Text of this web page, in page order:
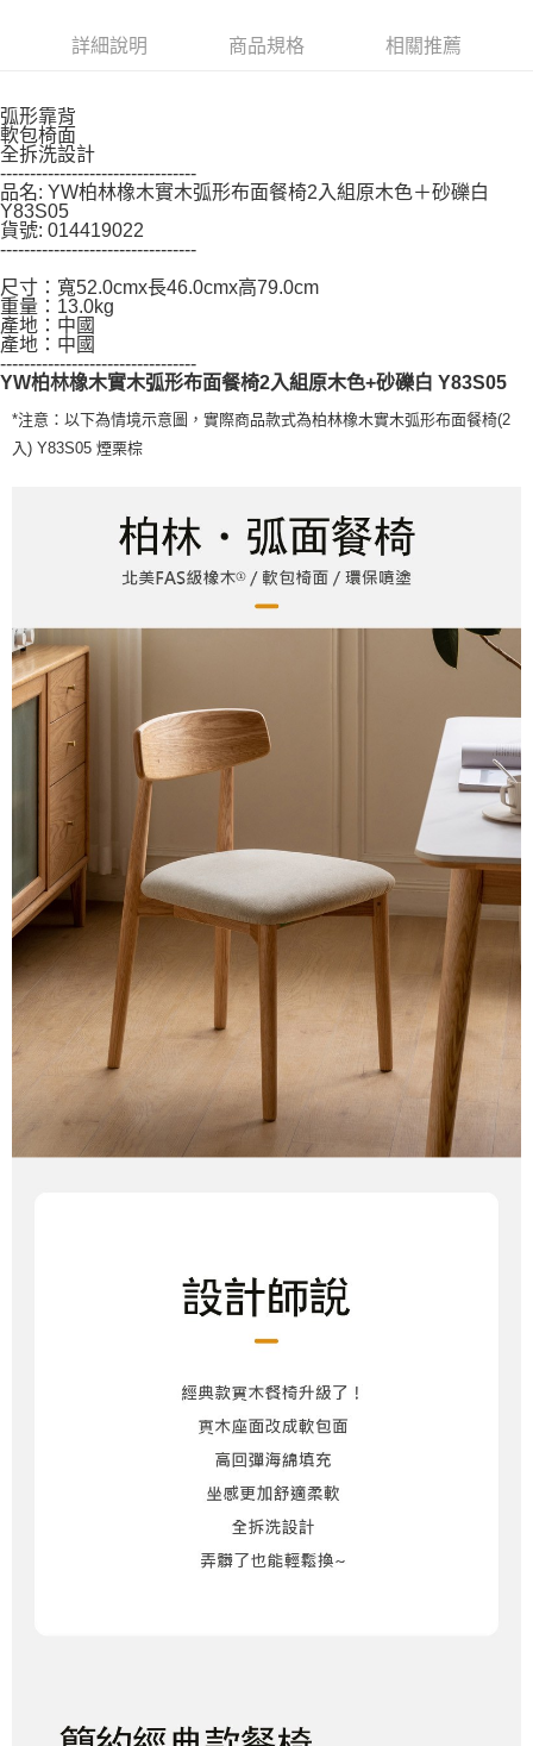
權轉讓予恩沛科技股份有限公司。
２．關於個人資料處理事宜，請瀏覽以下網址：
「AFTEE先享後付」，若未經同意申辦者引起之損失，本公司不負相關責
任。
４．使用「AFTEE先享後付」時，將依據個別帳號之用戶狀況，依本公司即
時審查核予不同之上限額度；若仍有額度不足之情形，本公司將視審查結果
請求用戶進行身份認證。
５．嚴禁一人註冊多個帳號或使用他人資訊註冊。若發現惡意使用之情形，
恩沛科技股份有限公司將有權停止該用戶之使用額度並採取法律行動。
詳細說明 商品規格 相關推薦
弧形靠背
軟包椅面
全拆洗設計
---------------------------------
品名: YW柏林橡木實木弧形布面餐椅2入組原木色＋砂礫白
Y83S05
貨號: 014419022
---------------------------------
尺寸：寬52.0cmx長46.0cmx高79.0cm
重量：13.0kg
產地：中國
產地：中國
---------------------------------
YW柏林橡木實木弧形布面餐椅2入組原木色+砂礫白 Y83S05
*注意：以下為情境示意圖，實際商品款式為柏林橡木實木弧形布面餐椅(2
入) Y83S05 煙栗棕